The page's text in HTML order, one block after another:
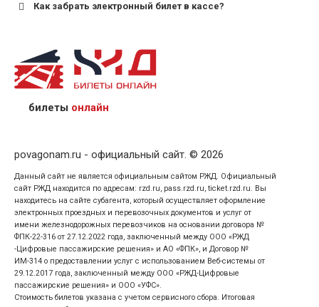
Как забрать электронный билет в кассе?
назвав кассиру 14-значный номер заказа;
предъявив удостоверение личности пассажира, на
кого оформлен билет.
билеты онлайн
povagonam.ru - официальный сайт. © 2026
Данный сайт не является официальным сайтом РЖД. Официальный
сайт РЖД находится по адресам: rzd.ru, pass.rzd.ru, ticket.rzd.ru. Вы
находитесь на сайте субагента, который осуществляет оформление
электронных проездных и перевозочных документов и услуг от
имени железнодорожных перевозчиков на основании договора №
ФПК-22-316 от 27.12.2022 года, заключенный между ООО «РЖД
-Цифровые пассажирские решения» и АО «ФПК», и Договор №
ИМ-314 о предоставлении услуг с использованием Веб-системы от
29.12.2017 года, заключенный между ООО «РЖД-Цифровые
пассажирские решения» и ООО «УФС».
Стоимость билетов указана с учетом сервисного сбора. Итоговая